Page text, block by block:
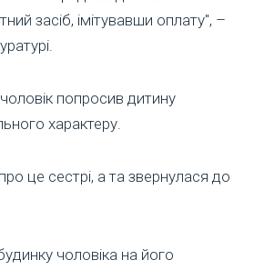
засіб, імітувавши оплату", –
попросив дитину
характеру.
це сестрі, а та звернулася до
чоловіка на його